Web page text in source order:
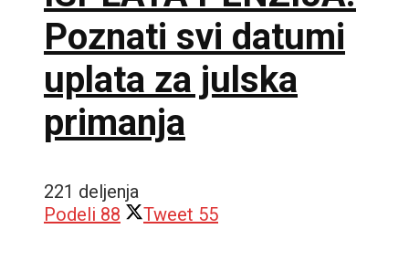
Poznati svi datumi
uplata za julska
primanja
221 deljenja
Podeli 88 Tweet 55